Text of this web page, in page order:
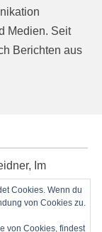
Medien. Seit
Berichten aus
Im
Mail:
Cookies. Wenn du
von Cookies zu.
von Cookies, findest